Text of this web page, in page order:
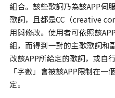
組合。該些歌詞乃為該APP伺
歌詞，且都是CC（creative
用與修改。使用者可依照該
組，而得到一對的主歌歌詞和
改該APP所給定的歌詞，或自
「字數」會被該APP限制在
定。